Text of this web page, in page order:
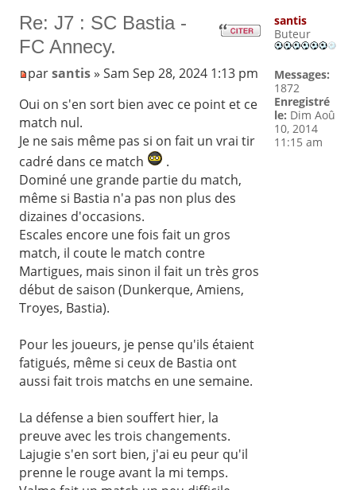
Re: J7 : SC Bastia -
FC Annecy.
parsantis» Sam Sep 28, 2024 1:13 pm
Oui on s'en sort bien avec ce point et ce
match nul.
Je ne sais même pas si on fait un vrai tir
cadré dans ce match
.
Dominé une grande partie du match,
même si Bastia n'a pas non plus des
dizaines d'occasions.
Escales encore une fois fait un gros
match, il coute le match contre
Martigues, mais sinon il fait un très gros
début de saison (Dunkerque, Amiens,
Troyes, Bastia).
Pour les joueurs, je pense qu'ils étaient
fatigués, même si ceux de Bastia ont
aussi fait trois matchs en une semaine.
La défense a bien souffert hier, la
preuve avec les trois changements.
Lajugie s'en sort bien, j'ai eu peur qu'il
prenne le rouge avant la mi temps.
santis
Buteur
Messages:
1872
Enregistré
le: Dim Aoû
10, 2014
11:15 am